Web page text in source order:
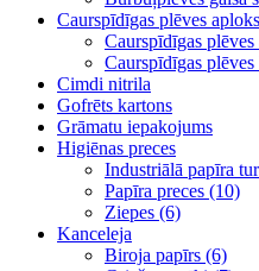
Caurspīdīgas plēves
Caurspīdīgas
Caurspīdīgas
Cimdi nitrila
Gofrēts kartons
Grāmatu iepakojums
Higiēnas preces
Industriālā papīra
Papīra preces (10)
Ziepes (6)
Kanceleja
Biroja papīrs (6)